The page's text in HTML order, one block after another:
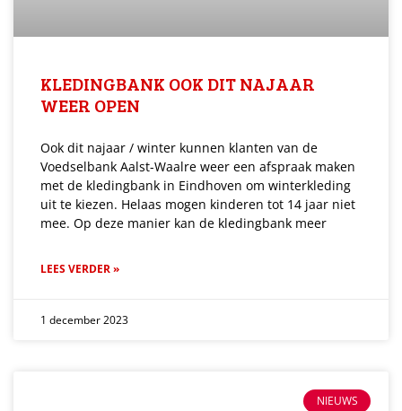
KLEDINGBANK OOK DIT NAJAAR
WEER OPEN
Ook dit najaar / winter kunnen klanten van de
Voedselbank Aalst-Waalre weer een afspraak maken
met de kledingbank in Eindhoven om winterkleding
uit te kiezen. Helaas mogen kinderen tot 14 jaar niet
mee. Op deze manier kan de kledingbank meer
LEES VERDER »
1 december 2023
NIEUWS